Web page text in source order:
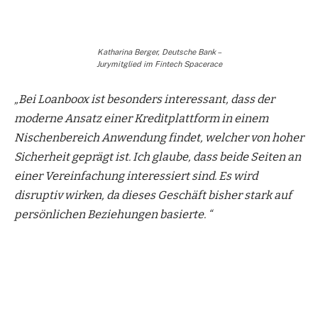
Katharina Berger, Deutsche Bank –
Jurymitglied im Fintech Spacerace
„Bei Loanboox ist besonders interessant, dass der
moderne Ansatz einer Kreditplattform in einem
Nischenbereich Anwendung findet, welcher von hoher
Sicherheit geprägt ist. Ich glaube, dass beide Seiten an
einer Vereinfachung interessiert sind. Es wird
disruptiv wirken, da dieses Geschäft bisher stark auf
persönlichen Beziehungen basierte. “